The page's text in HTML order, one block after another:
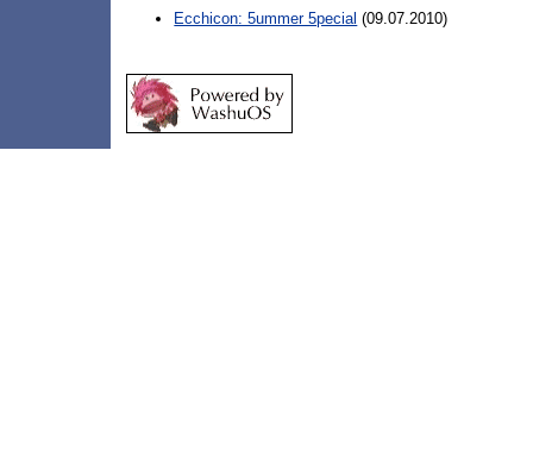
Ecchicon: 5ummer 5pecial (09.07.2010)